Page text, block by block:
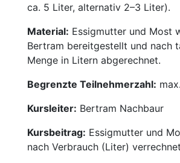
ca. 5 Liter, alternativ 2–3 Liter).
Material: Essigmutter und Most
Bertram bereitgestellt und nach
Menge in Litern abgerechnet.
Begrenzte Teilnehmerzahl:
Kursleiter: Bertram Nachbaur
Kursbeitrag: Essigmutter und
nach Verbrauch (Liter)